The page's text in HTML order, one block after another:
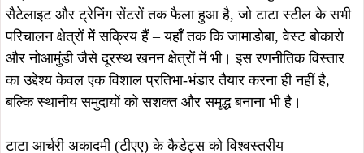
पहुँचकर इतिहास रच दिया, जो अकादमी की लगातार सफलता और
प्रभाव का जीता-जागता प्रमाण है। स्थापना के बाद से, टाटा आर्चरी
अकादमी (टीएए) ने कई उल्लेखनीय चैंपियनों को तैयार किया है, जिनमें
नौ ओलंपियन, तीन द्रोणाचार्य पुरस्कार विजेता, एक लाइफटाइम
द्रोणाचार्य पुरस्कार विजेता और 150 से अधिक अंतरराष्ट्रीय तीरंदाज
प्रवेश एक स्वाभाविक कदम है, जो इस खेल को बढ़ावा देने और इसे नई